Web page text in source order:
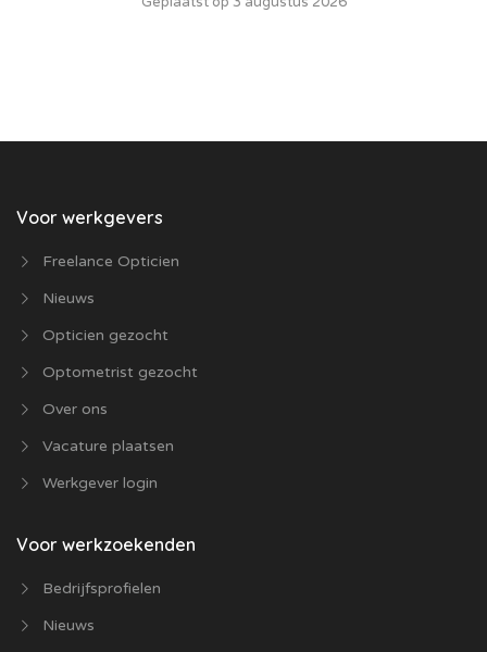
Voor werkgevers
Freelance Opticien
Nieuws
Opticien gezocht
Optometrist gezocht
Over ons
Vacature plaatsen
Werkgever login
Voor werkzoekenden
Bedrijfsprofielen
Nieuws